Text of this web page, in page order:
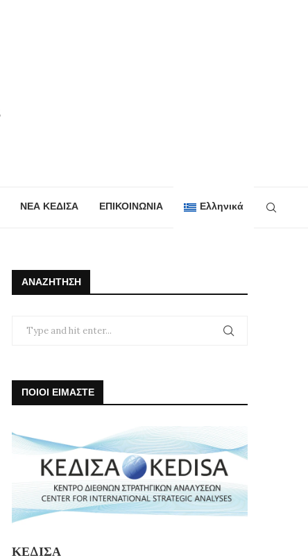
ΝΕΑ ΚΕΔΙΣΑ ΕΠΙΚΟΙΝΩΝΙΑ Ελληνικά
ΑΝΑΖΉΤΗΣΗ
ΠΟΙΟΙ ΕΙΜΑΣΤΕ
ΚΕΔΙΣΑ